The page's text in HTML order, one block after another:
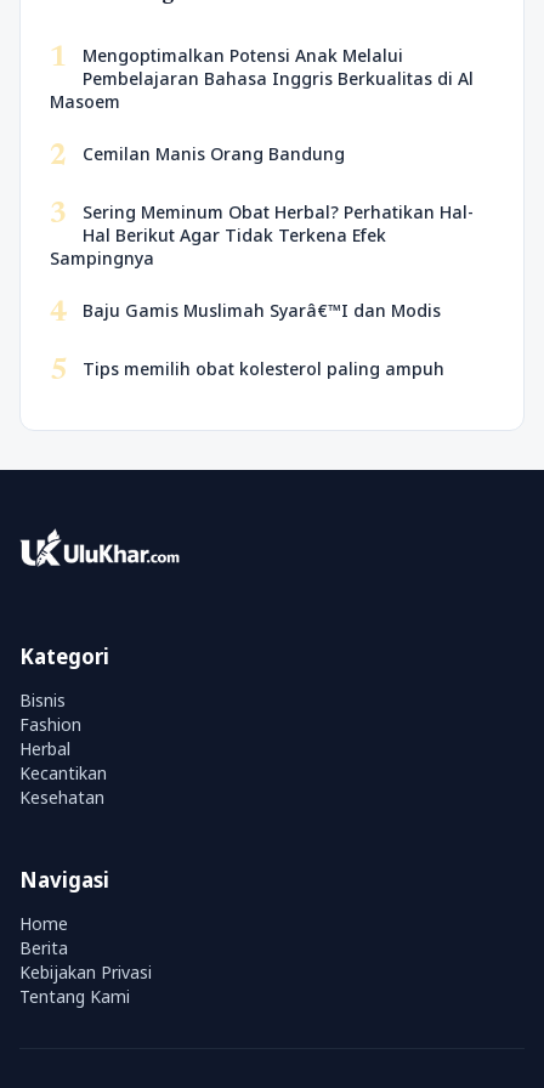
1
Mengoptimalkan Potensi Anak Melalui
Pembelajaran Bahasa Inggris Berkualitas di Al
Masoem
2 Cemilan Manis Orang Bandung
3
Sering Meminum Obat Herbal? Perhatikan Hal-
Hal Berikut Agar Tidak Terkena Efek
Sampingnya
4 Baju Gamis Muslimah Syarâ€™I dan Modis
5 Tips memilih obat kolesterol paling ampuh
Kategori
Bisnis
Fashion
Herbal
Kecantikan
Kesehatan
Navigasi
Home
Berita
Kebijakan Privasi
Tentang Kami